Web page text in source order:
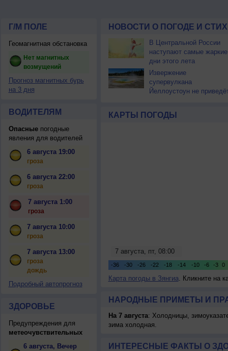
Г/М ПОЛЕ
Геомагнитная обстановка
Нет магнитных
возмущений
Прогноз магнитных бурь
на 3 дня
ВОДИТЕЛЯМ
Опасныепогодные
явления для водителей
6 августа 19:00
гроза
6 августа 22:00
гроза
7 августа 1:00
гроза
7 августа 10:00
гроза
7 августа 13:00
гроза
дождь
Подробный автопрогноз
ЗДОРОВЬЕ
Предупреждения для
метеочувствительных
6 августа, Вечер
НОВОСТИ О ПОГОДЕ И
В Центральной России
наступают самые жаркие
дни этого лета
Извержение
супервулкана
Йеллоустоун не
КАРТЫ ПОГОДЫ
Карта погоды в Зянгиа. Кликните на
НАРОДНЫЕ ПРИМЕТЫ И
На 7 августа: Холодницы,
зима холодная.
ИНТЕРЕСНЫЕ ФАКТЫ О